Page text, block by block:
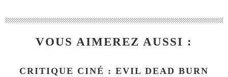
VOUS AIMEREZ AUSSI :
CRITIQUE CINÉ : EVIL DEAD BURN